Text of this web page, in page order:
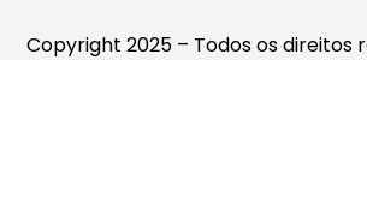
Copyright 2025 – Todos os direitos